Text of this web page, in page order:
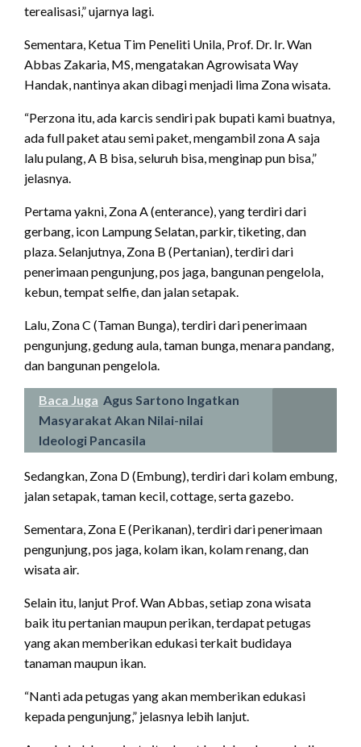
terealisasi,” ujarnya lagi.
Sementara, Ketua Tim Peneliti Unila, Prof. Dr. Ir. Wan
Abbas Zakaria, MS, mengatakan Agrowisata Way
Handak, nantinya akan dibagi menjadi lima Zona wisata.
“Perzona itu, ada karcis sendiri pak bupati kami buatnya,
ada full paket atau semi paket, mengambil zona A saja
lalu pulang, A B bisa, seluruh bisa, menginap pun bisa,”
jelasnya.
Pertama yakni, Zona A (enterance), yang terdiri dari
gerbang, icon Lampung Selatan, parkir, tiketing, dan
plaza. Selanjutnya, Zona B (Pertanian), terdiri dari
penerimaan pengunjung, pos jaga, bangunan pengelola,
kebun, tempat selfie, dan jalan setapak.
Lalu, Zona C (Taman Bunga), terdiri dari penerimaan
pengunjung, gedung aula, taman bunga, menara pandang,
dan bangunan pengelola.
Baca Juga Agus Sartono Ingatkan
Masyarakat Akan Nilai-nilai
Ideologi Pancasila
Sedangkan, Zona D (Embung), terdiri dari kolam embung,
jalan setapak, taman kecil, cottage, serta gazebo.
Sementara, Zona E (Perikanan), terdiri dari penerimaan
pengunjung, pos jaga, kolam ikan, kolam renang, dan
wisata air.
Selain itu, lanjut Prof. Wan Abbas, setiap zona wisata
baik itu pertanian maupun perikan, terdapat petugas
yang akan memberikan edukasi terkait budidaya
tanaman maupun ikan.
“Nanti ada petugas yang akan memberikan edukasi
kepada pengunjung,” jelasnya lebih lanjut.